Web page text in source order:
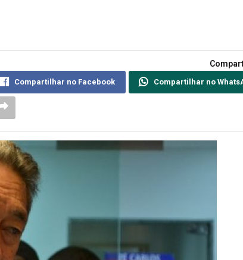
Compartilhar no Facebook Compartilhar no